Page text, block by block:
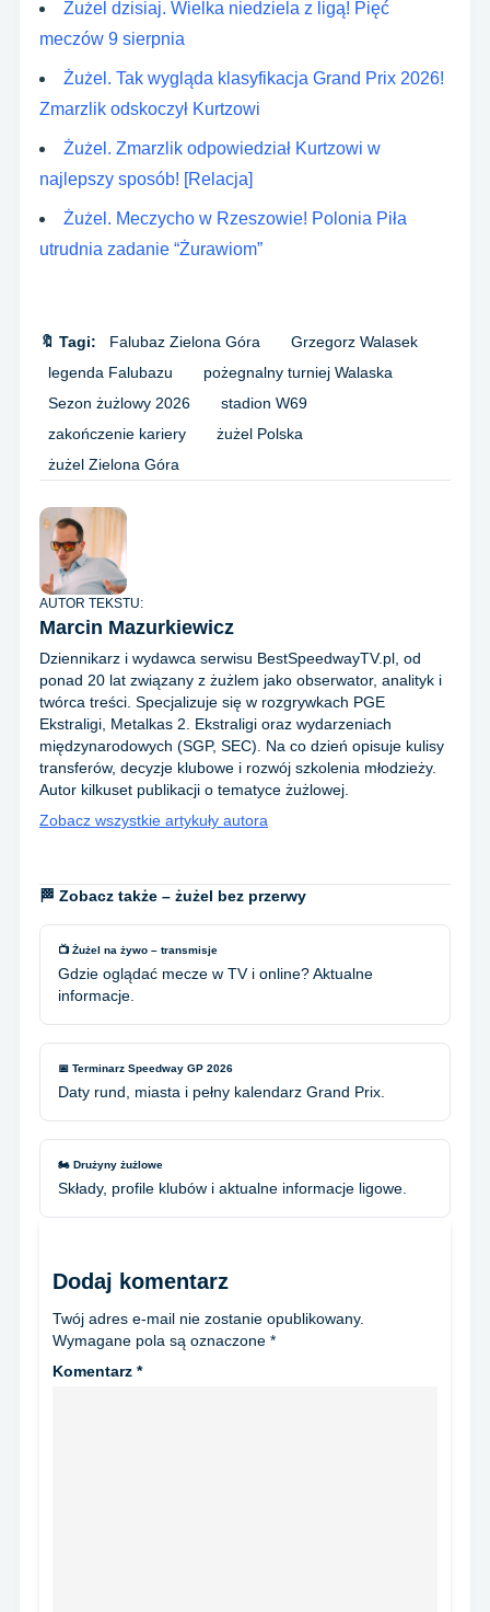
Żużel dzisiaj. Wielka niedziela z ligą! Pięć
meczów 9 sierpnia
Żużel. Tak wygląda klasyfikacja Grand Prix 2026!
Zmarzlik odskoczył Kurtzowi
Żużel. Zmarzlik odpowiedział Kurtzowi w
najlepszy sposób! [Relacja]
Żużel. Meczycho w Rzeszowie! Polonia Piła
utrudnia zadanie “Żurawiom”
🔖 Tagi: Falubaz Zielona Góra
Grzegorz Walasek
legenda Falubazu
pożegnalny turniej Walaska
Sezon żużlowy 2026
stadion W69
zakończenie kariery
żużel Polska
żużel Zielona Góra
AUTOR TEKSTU:
Marcin Mazurkiewicz
Dziennikarz i wydawca serwisu BestSpeedwayTV.pl, od
ponad 20 lat związany z żużlem jako obserwator, analityk i
twórca treści. Specjalizuje się w rozgrywkach PGE
Ekstraligi, Metalkas 2. Ekstraligi oraz wydarzeniach
międzynarodowych (SGP, SEC). Na co dzień opisuje kulisy
transferów, decyzje klubowe i rozwój szkolenia młodzieży.
Autor kilkuset publikacji o tematyce żużlowej.
Zobacz wszystkie artykuły autora
🏁 Zobacz także – żużel bez przerwy
📺 Żużel na żywo – transmisje
Gdzie oglądać mecze w TV i online? Aktualne
informacje.
📅 Terminarz Speedway GP 2026
Daty rund, miasta i pełny kalendarz Grand Prix.
🏍️ Drużyny żużlowe
Składy, profile klubów i aktualne informacje ligowe.
Dodaj komentarz
Twój adres e-mail nie zostanie opublikowany.
Wymagane pola są oznaczone *
Komentarz *